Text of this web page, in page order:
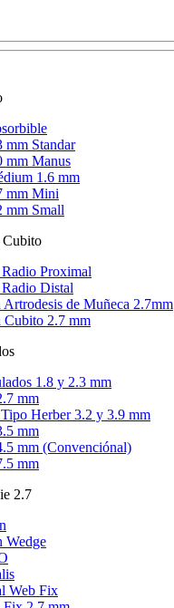
mm Standar
mm Manus
1.6 mm
mm Mini
mm Small
Cubito
Radio Proximal
Radio Distal
Artrodesis de Muñeca 2.7mm
Cubito 2.7 mm
1.8 y 2.3 mm
mm
Herber 3.2 y 3.9 mm
mm
mm (Convenciónal)
mm
2.7
Wedge
Web Fix